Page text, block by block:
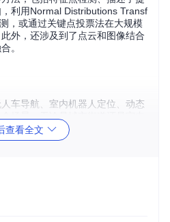
利用Normal Distributions Transf
，或通过关键点投票法在大规模
外，还涉及到了点云和图像结合
。
车导航、室内机器人定位、动态
特别是在自动驾驶领域，精确的
可靠地完成路线规划和避障。
关研究成果，跟踪最新的学术动
查看全文